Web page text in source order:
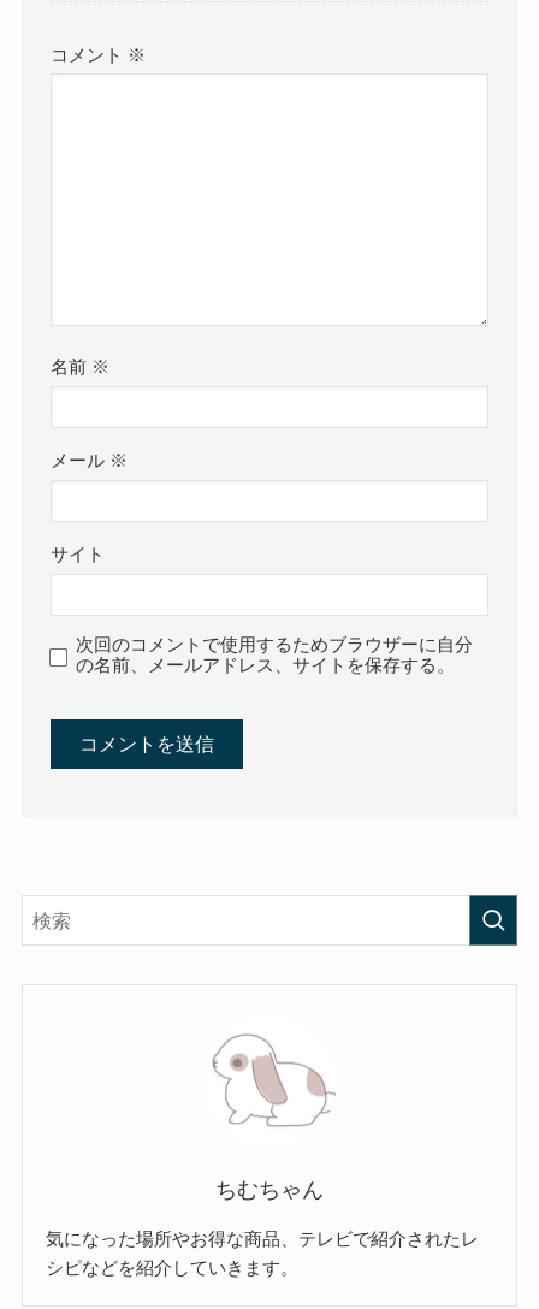
コメント ※
名前 ※
メール ※
サイト
次回のコメントで使用するためブラウザーに自分
の名前、メールアドレス、サイトを保存する。
ちむちゃん
気になった場所やお得な商品、テレビで紹介されたレ
シピなどを紹介していきます。